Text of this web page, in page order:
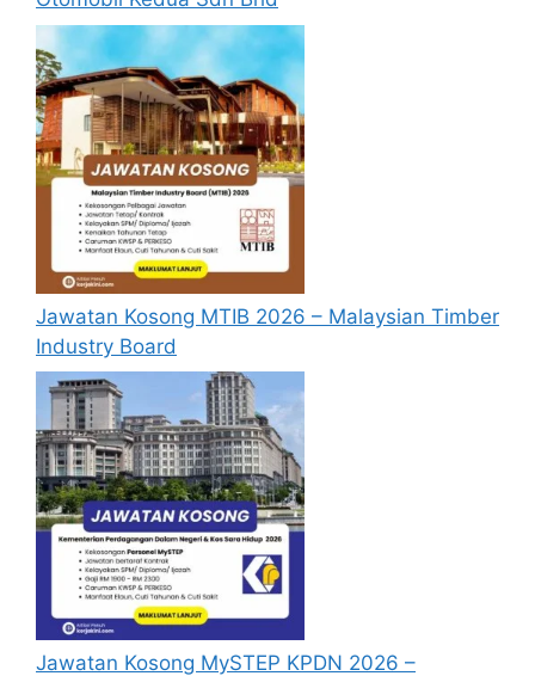
semasa membuat permohonan.
Pemohon yang telah mendaftar dan
memohon jawatan yang disenaraikan
tidak perlu lagi memohon semula
sekiranya tempoh permohonan masih
sah.
Sebelum membuat permohonan sila
pastikan anda login/register
mengisi segala maklumat yang diminta
dengan lengkap dan tepat.
Perlu diingatkan, hanya pemohon yang
layak sahaja akan dipanggil ke
temuduga. Sila lengkapkan dan
kemaskini maklumat anda yang telah
didaftarkan. Permohonan yang tidak
menerima sebarang jawapan selepas
bulandari tarikh iklan ditutup hendaklah
menganggap permohonan mereka tidak
berjaya.
Mohon Online
Jawatan Kosong MTIB 2026 – Malaysian Timber
Industry Board
Jawatan Kosong MySTEP KPDN 2026 –